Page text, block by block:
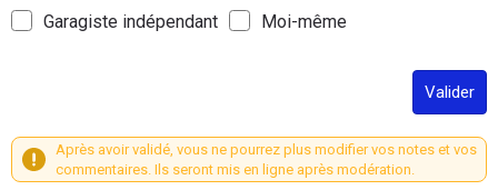
Garagiste indépendant Moi-même
Valider
Après avoir validé, vous ne pourrez plus modifier vos notes et vos
commentaires. Ils seront mis en ligne après modération.